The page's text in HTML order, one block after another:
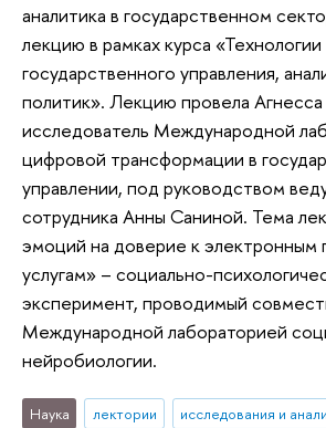
аналитика в государственном
лекцию в рамках курса «Технологии
государственного управления,
политик». Лекцию провела
исследователь Международной
цифровой трансформации в
управлении, под руководством
сотрудника Анны Саниной. Тема
эмоций на доверие к электронным
услугам» – социально-
эксперимент, проводимый
Международной лабораторией
нейробиологии.
Наука лектории
исследования и